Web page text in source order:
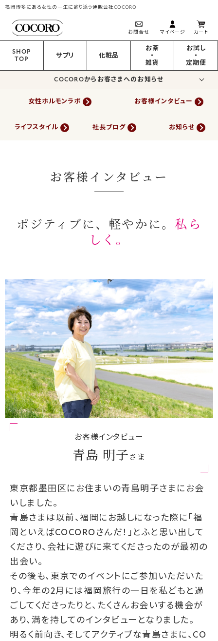
福岡博多にある女性の一生に寄り添う通販会社COCORO
お問合せ マイページ カート
SHOP
TOP
サプリ 化粧品
お茶
・
雑貨
お試し
・
定期便
COCOROからお客さまへのお知らせ
女性ホルモンラボ お客様インタビュー
ライフスタイル 社長ブログ お知らせ
お客様インタビュー
ポジティブに、軽やかに。私ら
しく。
お客様インタビュー
青島 明子さま
東京都墨田区にお住まいの青島明子さまにお会
いしました。
青島さまは以前、福岡にお越しになった際に「福
岡といえばCOCOROさんだ！」とふと思い出して
くださり、会社に遊びに来てくださったのが最初の
出会い。
その後も、東京でのイベントにご参加いただいた
り、今年の2月には福岡旅行の一日を私どもと過
ごしてくださったりと、たくさんお会いする機会が
あり、満を持してのインタビューとなりました。
明るく前向き、そしてアクティブな青島さまに、CO